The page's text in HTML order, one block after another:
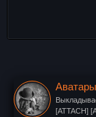
[ATTACH]